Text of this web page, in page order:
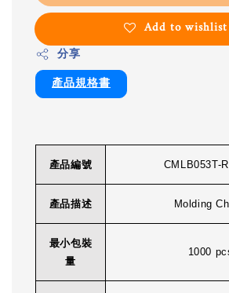
Add to wishlist
分享
產品規格書
產品編號 CMLB053T-
產品描述 Molding
最小包裝
量
1000